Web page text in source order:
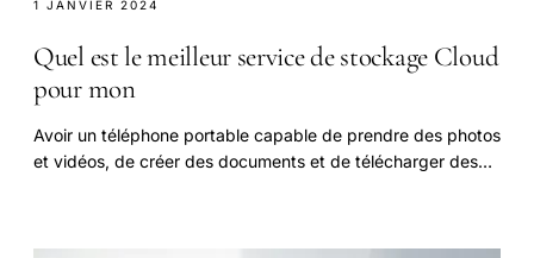
1 JANVIER 2024
Quel est le meilleur service de stockage Cloud
pour mon
Avoir un téléphone portable capable de prendre des photos
et vidéos, de créer des documents et de télécharger des